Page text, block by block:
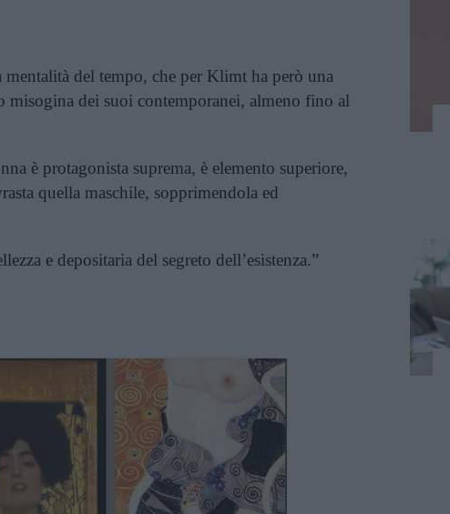
del tempo, che per Klimt ha però una
misogina dei suoi contemporanei, almeno fino al
è protagonista suprema, è elemento superiore,
quella maschile, sopprimendola ed
e depositaria del segreto dell’esistenza.”